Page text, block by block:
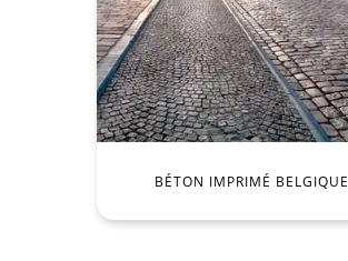
BÉTON IMPRIMÉ BELGIQUE